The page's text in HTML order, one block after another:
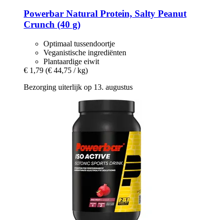
Powerbar Natural Protein, Salty Peanut
Crunch (40 g)
Optimaal tussendoortje
Veganistische ingrediënten
Plantaardige eiwit
€ 1,79 (€ 44,75 / kg)
Bezorging uiterlijk op 13. augustus